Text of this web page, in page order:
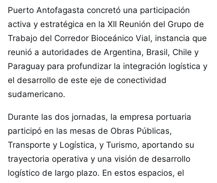
Puerto Antofagasta concretó una participación
activa y estratégica en la XII Reunión del Grupo de
Trabajo del Corredor Bioceánico Vial, instancia que
reunió a autoridades de Argentina, Brasil, Chile y
Paraguay para profundizar la integración logística y
el desarrollo de este eje de conectividad
sudamericano.
Durante las dos jornadas, la empresa portuaria
participó en las mesas de Obras Públicas,
Transporte y Logística, y Turismo, aportando su
trayectoria operativa y una visión de desarrollo
logístico de largo plazo. En estos espacios, el